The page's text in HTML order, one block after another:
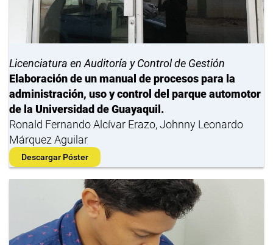
Licenciatura en Auditoría y Control de Gestión
Elaboración de un manual de procesos para la
administración, uso y control del parque automotor
de la Universidad de Guayaquil.
Ronald Fernando Alcívar Erazo, Johnny Leonardo
Márquez Aguilar
Descargar Póster